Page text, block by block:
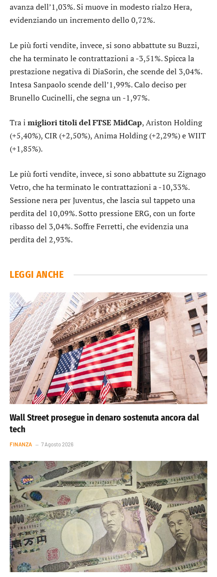
avanza dell’1,03%. Si muove in modesto rialzoHera,
evidenziando un incremento dello 0,72%.
Le più forti vendite, invece, si sono abbattute suBuzzi,
che ha terminato le contrattazioni a -3,51%. Spicca la
prestazione negativa di DiaSorin, che scende del 3,04%.
Intesa Sanpaoloscende dell’1,99%. Calo deciso per
Brunello Cucinelli, che segna un -1,97%.
Tra i migliori titoli del FTSE MidCap,Ariston Holding
(+5,40%),CIR (+2,50%),Anima Holding(+2,29%) eWIIT
(+1,85%).
Le più forti vendite, invece, si sono abbattute suZignago
Vetro, che ha terminato le contrattazioni a -10,33%.
Sessione nera perJuventus, che lascia sul tappeto una
perdita del 10,09%. Sotto pressioneERG, con un forte
ribasso del 3,04%. SoffreFerretti, che evidenzia una
perdita del 2,93%.
LEGGI ANCHE
Wall Street prosegue in denaro sostenuta ancora dal
tech
FINANZA 7 Agosto 2026